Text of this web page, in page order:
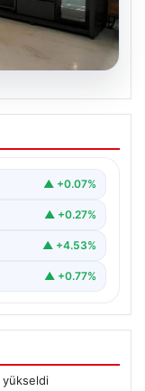
ve bahçe
▲ +0.07%
▲ +0.27%
▲ +4.53%
▲ +0.77%
yükseldi